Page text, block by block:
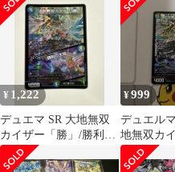
N5
¥ 1,222
デュエマ SR 大地無双
カイザー「勝」/勝利の
大地
¥999
デュエル
地無双カ